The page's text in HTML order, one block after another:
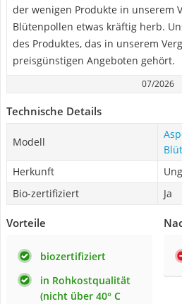
der wenigen Produkte in unserem
Blütenpollen etwas kräftig herb.
des Produktes, das in unserem
preisgünstigen Angeboten gehört.
07/2026
Technische Details
Modell
Herkunft
Bio-zertifiziert
Ja
Vorteile
biozertifiziert
in Rohkostqualität
(nicht über 40° C